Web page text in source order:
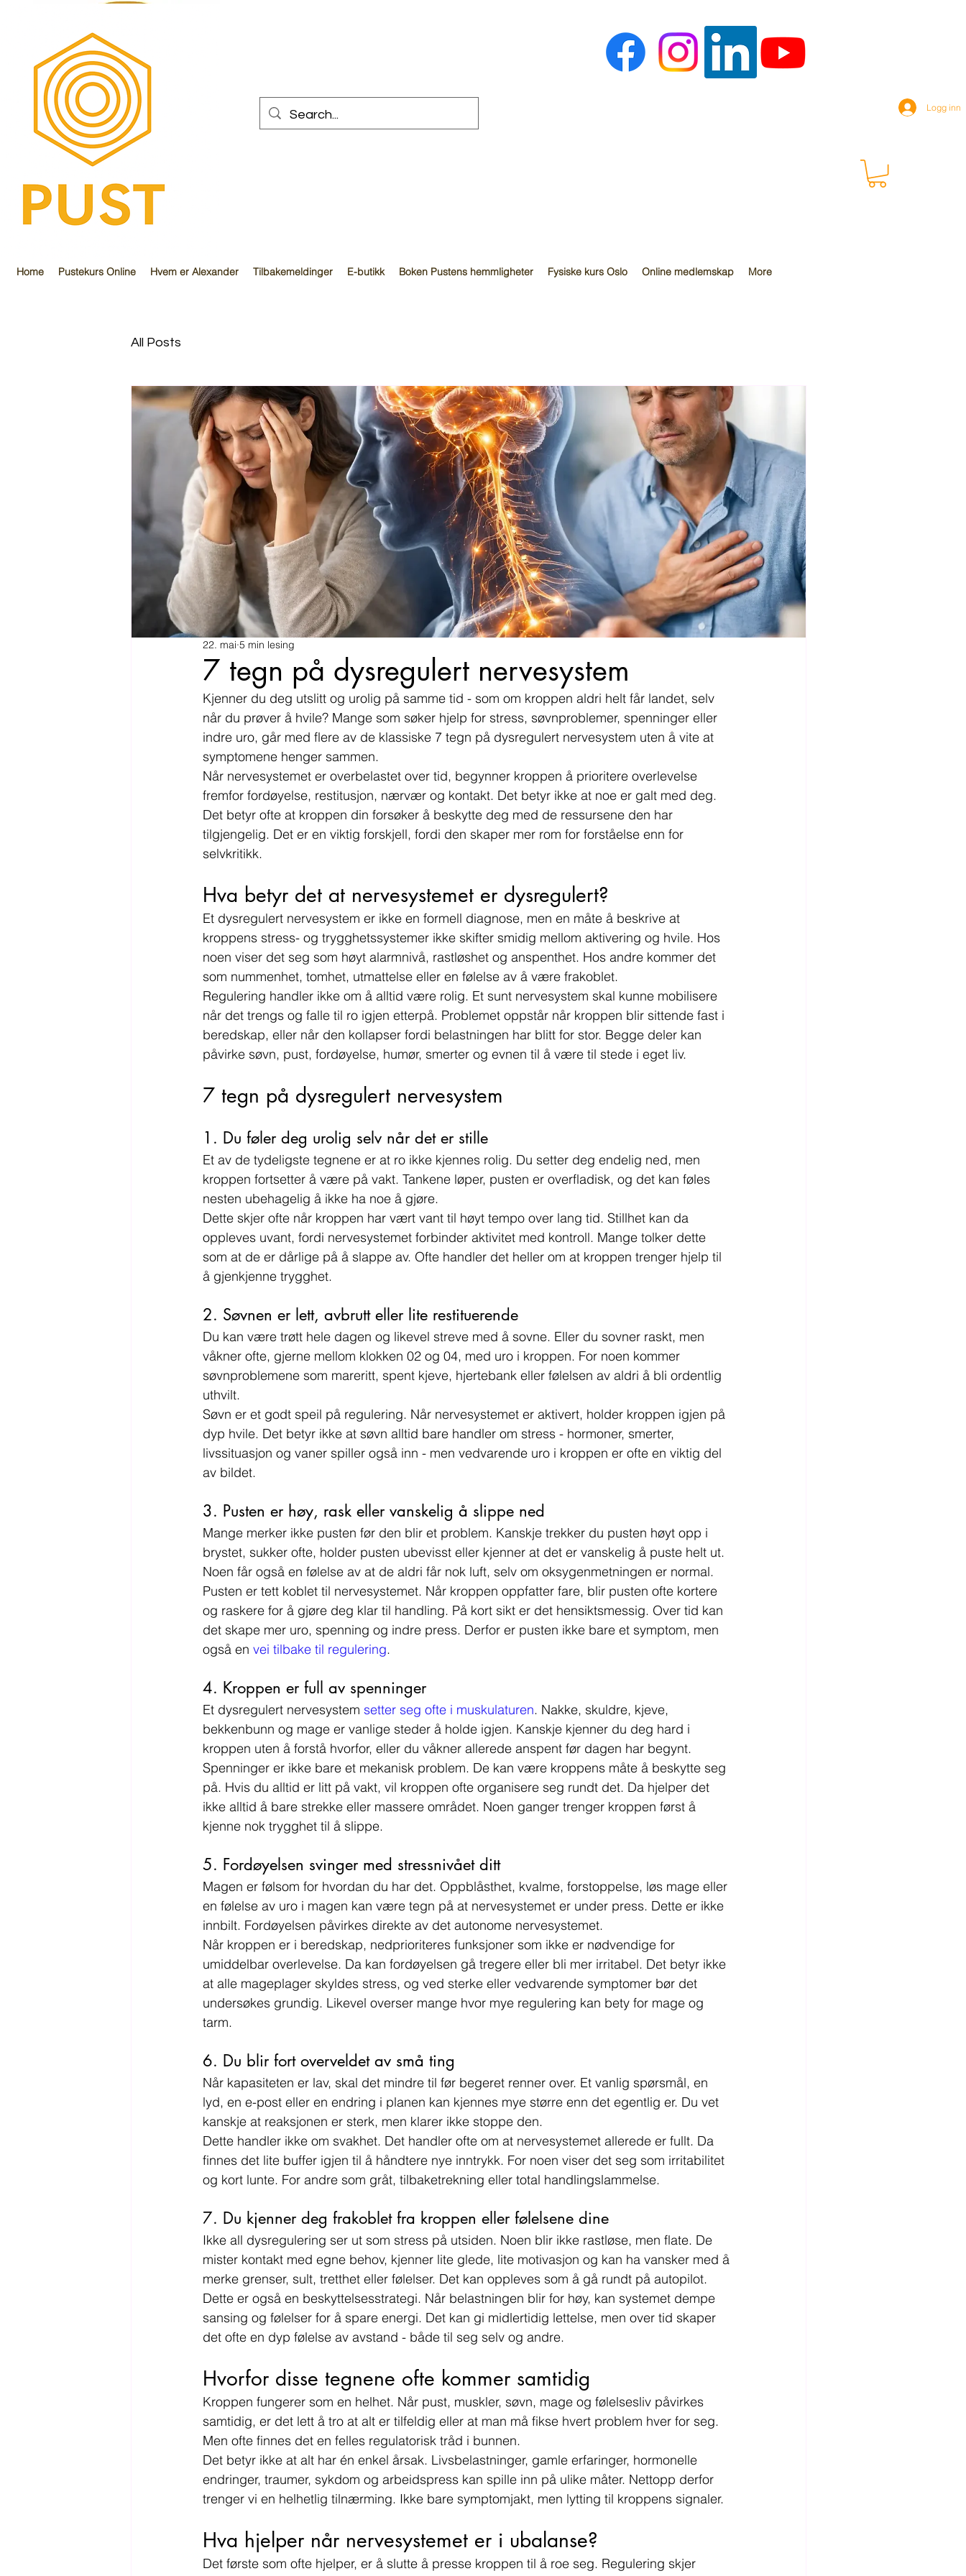
Logg inn
Home Pustekurs Online Hvem er Alexander Tilbakemeldinger E-butikk Boken Pustens hemmligheter Fysiske kurs Oslo Online medlemskap More
PUST
All Posts
7 tegn på dysregulert nervesystem
22. mai 5 min lesing
Kjenner du deg utslitt og urolig på samme tid - som om kroppen aldri helt får landet, selv
når du prøver å hvile? Mange som søker hjelp for stress, søvnproblemer, spenninger eller
indre uro, går med flere av de klassiske 7 tegn på dysregulert nervesystem uten å vite at
symptomene henger sammen.
Når nervesystemet er overbelastet over tid, begynner kroppen å prioritere overlevelse
fremfor fordøyelse, restitusjon, nærvær og kontakt. Det betyr ikke at noe er galt med deg.
Det betyr ofte at kroppen din forsøker å beskytte deg med de ressursene den har
tilgjengelig. Det er en viktig forskjell, fordi den skaper mer rom for forståelse enn for
selvkritikk.
Hva betyr det at nervesystemet er dysregulert?
Et dysregulert nervesystem er ikke en formell diagnose, men en måte å beskrive at
kroppens stress- og trygghetssystemer ikke skifter smidig mellom aktivering og hvile. Hos
noen viser det seg som høyt alarmnivå, rastløshet og anspenthet. Hos andre kommer det
som nummenhet, tomhet, utmattelse eller en følelse av å være frakoblet.
Regulering handler ikke om å alltid være rolig. Et sunt nervesystem skal kunne mobilisere
når det trengs og falle til ro igjen etterpå. Problemet oppstår når kroppen blir sittende fast i
beredskap, eller når den kollapser fordi belastningen har blitt for stor. Begge deler kan
påvirke søvn, pust, fordøyelse, humør, smerter og evnen til å være til stede i eget liv.
7 tegn på dysregulert nervesystem
1. Du føler deg urolig selv når det er stille
Et av de tydeligste tegnene er at ro ikke kjennes rolig. Du setter deg endelig ned, men
kroppen fortsetter å være på vakt. Tankene løper, pusten er overfladisk, og det kan føles
nesten ubehagelig å ikke ha noe å gjøre.
Dette skjer ofte når kroppen har vært vant til høyt tempo over lang tid. Stillhet kan da
oppleves uvant, fordi nervesystemet forbinder aktivitet med kontroll. Mange tolker dette
som at de er dårlige på å slappe av. Ofte handler det heller om at kroppen trenger hjelp til
å gjenkjenne trygghet.
2. Søvnen er lett, avbrutt eller lite restituerende
Du kan være trøtt hele dagen og likevel streve med å sovne. Eller du sovner raskt, men
våkner ofte, gjerne mellom klokken 02 og 04, med uro i kroppen. For noen kommer
søvnproblemene som mareritt, spent kjeve, hjertebank eller følelsen av aldri å bli ordentlig
uthvilt.
Søvn er et godt speil på regulering. Når nervesystemet er aktivert, holder kroppen igjen på
dyp hvile. Det betyr ikke at søvn alltid bare handler om stress - hormoner, smerter,
livssituasjon og vaner spiller også inn - men vedvarende uro i kroppen er ofte en viktig del
av bildet.
3. Pusten er høy, rask eller vanskelig å slippe ned
Mange merker ikke pusten før den blir et problem. Kanskje trekker du pusten høyt opp i
brystet, sukker ofte, holder pusten ubevisst eller kjenner at det er vanskelig å puste helt ut.
Noen får også en følelse av at de aldri får nok luft, selv om oksygenmetningen er normal.
Pusten er tett koblet til nervesystemet. Når kroppen oppfatter fare, blir pusten ofte kortere
og raskere for å gjøre deg klar til handling. På kort sikt er det hensiktsmessig. Over tid kan
det skape mer uro, spenning og indre press. Derfor er pusten ikke bare et symptom, men
også en vei tilbake til regulering.
4. Kroppen er full av spenninger
Et dysregulert nervesystem setter seg ofte i muskulaturen. Nakke, skuldre, kjeve,
bekkenbunn og mage er vanlige steder å holde igjen. Kanskje kjenner du deg hard i
kroppen uten å forstå hvorfor, eller du våkner allerede anspent før dagen har begynt.
Spenninger er ikke bare et mekanisk problem. De kan være kroppens måte å beskytte seg
på. Hvis du alltid er litt på vakt, vil kroppen ofte organisere seg rundt det. Da hjelper det
ikke alltid å bare strekke eller massere området. Noen ganger trenger kroppen først å
kjenne nok trygghet til å slippe.
5. Fordøyelsen svinger med stressnivået ditt
Magen er følsom for hvordan du har det. Oppblåsthet, kvalme, forstoppelse, løs mage eller
en følelse av uro i magen kan være tegn på at nervesystemet er under press. Dette er ikke
innbilt. Fordøyelsen påvirkes direkte av det autonome nervesystemet.
Når kroppen er i beredskap, nedprioriteres funksjoner som ikke er nødvendige for
umiddelbar overlevelse. Da kan fordøyelsen gå tregere eller bli mer irritabel. Det betyr ikke
at alle mageplager skyldes stress, og ved sterke eller vedvarende symptomer bør det
undersøkes grundig. Likevel overser mange hvor mye regulering kan bety for mage og
tarm.
6. Du blir fort overveldet av små ting
Når kapasiteten er lav, skal det mindre til før begeret renner over. Et vanlig spørsmål, en
lyd, en e-post eller en endring i planen kan kjennes mye større enn det egentlig er. Du vet
kanskje at reaksjonen er sterk, men klarer ikke stoppe den.
Dette handler ikke om svakhet. Det handler ofte om at nervesystemet allerede er fullt. Da
finnes det lite buffer igjen til å håndtere nye inntrykk. For noen viser det seg som irritabilitet
og kort lunte. For andre som gråt, tilbaketrekning eller total handlingslammelse.
7. Du kjenner deg frakoblet fra kroppen eller følelsene dine
Ikke all dysregulering ser ut som stress på utsiden. Noen blir ikke rastløse, men flate. De
mister kontakt med egne behov, kjenner lite glede, lite motivasjon og kan ha vansker med å
merke grenser, sult, tretthet eller følelser. Det kan oppleves som å gå rundt på autopilot.
Dette er også en beskyttelsesstrategi. Når belastningen blir for høy, kan systemet dempe
sansing og følelser for å spare energi. Det kan gi midlertidig lettelse, men over tid skaper
det ofte en dyp følelse av avstand - både til seg selv og andre.
Hvorfor disse tegnene ofte kommer samtidig
Kroppen fungerer som en helhet. Når pust, muskler, søvn, mage og følelsesliv påvirkes
samtidig, er det lett å tro at alt er tilfeldig eller at man må fikse hvert problem hver for seg.
Men ofte finnes det en felles regulatorisk tråd i bunnen.
Det betyr ikke at alt har én enkel årsak. Livsbelastninger, gamle erfaringer, hormonelle
endringer, traumer, sykdom og arbeidspress kan spille inn på ulike måter. Nettopp derfor
trenger vi en helhetlig tilnærming. Ikke bare symptomjakt, men lytting til kroppens signaler.
Hva hjelper når nervesystemet er i ubalanse?
Det første som ofte hjelper, er å slutte å presse kroppen til å roe seg. Regulering skjer